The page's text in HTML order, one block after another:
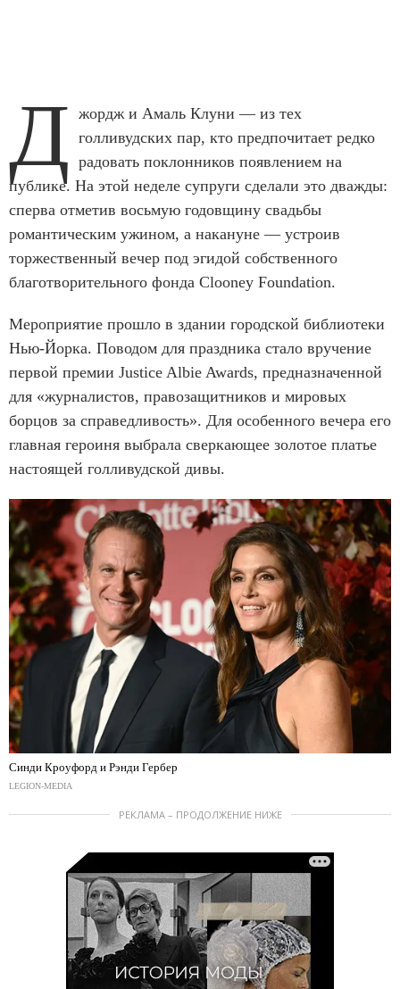
Д жордж и Амаль Клуни — из тех
голливудских пар, кто предпочитает редко
радовать поклонников появлением на
публике. На этой неделе супруги сделали это дважды:
сперва отметив восьмую годовщину свадьбы
романтическим ужином, а накануне — устроив
торжественный вечер под эгидой собственного
благотворительного фонда Clooney Foundation.
Мероприятие прошло в здании городской библиотеки
Нью-Йорка. Поводом для праздника стало вручение
первой премии Justice Albie Awards, предназначенной
для «журналистов, правозащитников и мировых
борцов за справедливость». Для особенного вечера его
главная героиня выбрала сверкающее золотое платье
настоящей голливудской дивы.
Синди Кроуфорд и Рэнди Гербер
LEGION-MEDIA
РЕКЛАМА – ПРОДОЛЖЕНИЕ НИЖЕ